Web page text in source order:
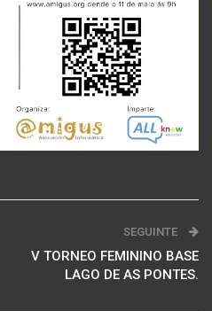
SEGUINTE
V TORNEO FEMININO BASE
LAGO DE AS PONTES.